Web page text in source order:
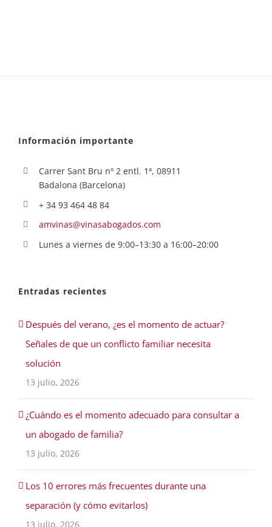
Información importante
Carrer Sant Bru nº 2 entl. 1ª, 08911
Badalona (Barcelona)
+ 34 93 464 48 84
amvinas@vinasabogados.com
Lunes a viernes de 9:00–13:30 a 16:00–20:00
Entradas recientes
Después del verano, ¿es el momento de actuar?
Señales de que un conflicto familiar necesita
solución
13 julio, 2026
¿Cuándo es el momento adecuado para consultar a
un abogado de familia?
13 julio, 2026
Los 10 errores más frecuentes durante una
separación (y cómo evitarlos)
13 julio, 2026